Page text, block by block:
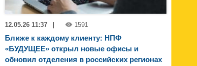
12.05.26 11:37 1591
Ближе к каждому клиенту: НПФ
«БУДУЩЕЕ» открыл новые офисы и
обновил отделения в российских регионах